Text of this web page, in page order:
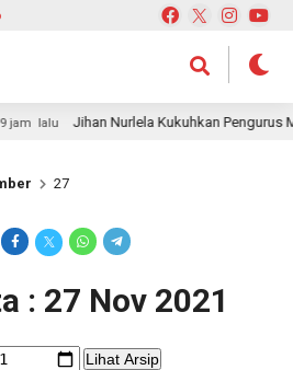
lalu Jihan Nurlela Kukuhkan Pengurus
27
: 27 Nov 2021
Lihat Arsip